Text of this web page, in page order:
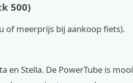
500)
of meerprijs bij aankoop fiets).
en Stella. De PowerTube is mooi